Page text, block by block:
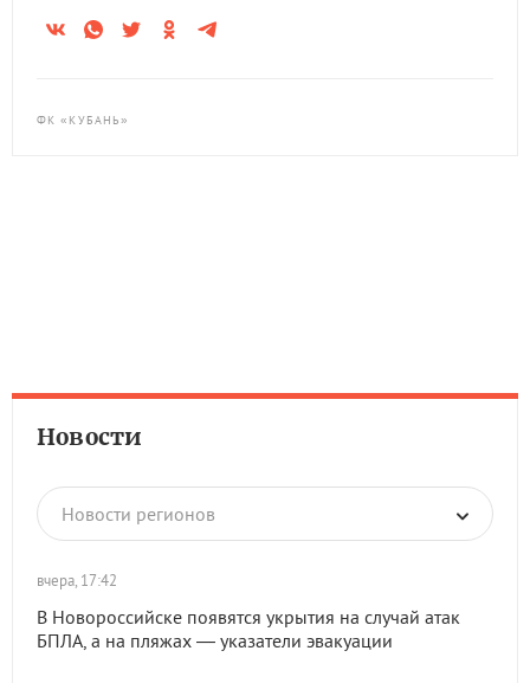
ФК «КУБАНЬ»
Новости
Новости регионов
вчера, 17:42
В Новороссийске появятся укрытия на случай атак
БПЛА, а на пляжах — указатели эвакуации